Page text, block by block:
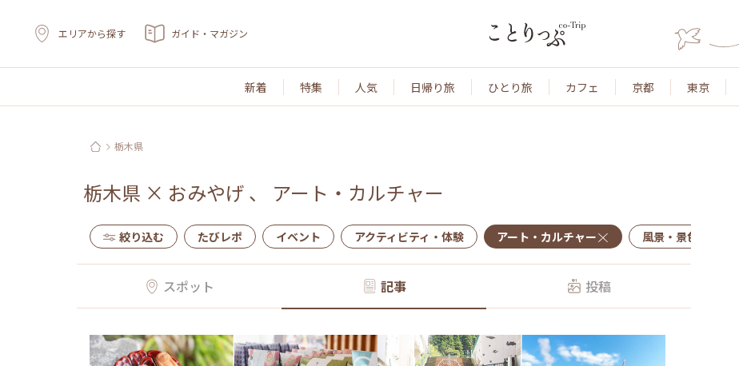
エリアから探す ガイド・マガジン
新着 特集 人気 日帰り旅 ひとり旅 カフェ 京都 東京
栃木県
栃木県 × おみやげ 、 アート・カルチャー
絞り込む たびレポ イベント アクティビティ・体験 アート・カルチャー 風景・景色
スポット 記事 投稿